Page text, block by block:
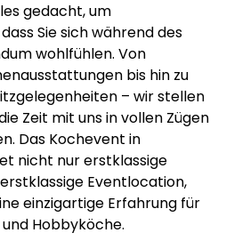
gedacht, um
Sie sich während des
wohlfühlen. Von
bis hin zu
– wir stellen
Zeit mit uns in vollen Zügen
Das Kochevent in
nicht nur erstklassige
Eventlocation,
einzigartige Erfahrung für
Hobbyköche.